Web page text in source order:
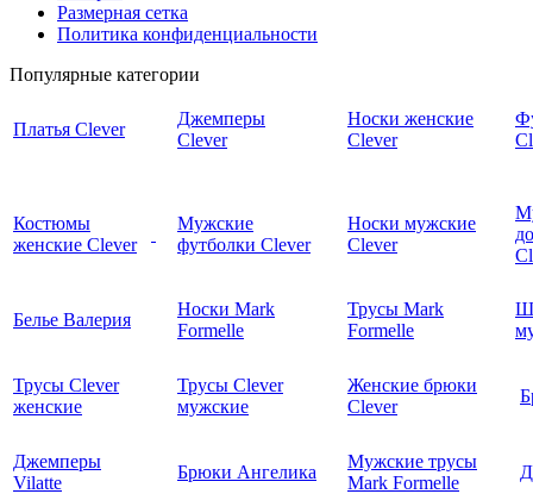
Размерная сетка
Политика конфиденциальности
Популярные категории
Платья Clever
Джемперы
Clever
Носки женские
Clever
Костюмы
женские Clever
Мужские
футболки Clever
Носки мужские
Clever
Белье Валерия
Носки Mark
Formelle
Трусы Mark
Formelle
Трусы Clever
женские
Трусы Clever
мужские
Женские брюки
Clever
Джемперы
Vilatte
Брюки Ангелика
Мужские трусы
Mark Formelle